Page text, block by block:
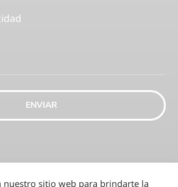
ENVIAR
nuestro sitio web para brindarte la